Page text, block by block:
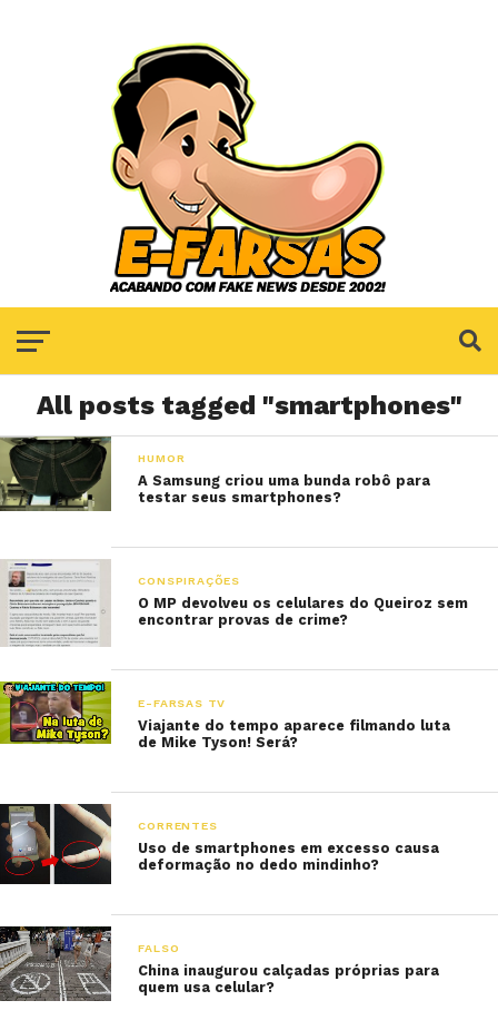
All posts tagged "smartphones"
HUMOR
A Samsung criou uma bunda robô para
testar seus smartphones?
CONSPIRAÇÕES
O MP devolveu os celulares do Queiroz sem
encontrar provas de crime?
E-FARSAS TV
Viajante do tempo aparece filmando luta
de Mike Tyson! Será?
CORRENTES
Uso de smartphones em excesso causa
deformação no dedo mindinho?
FALSO
China inaugurou calçadas próprias para
quem usa celular?